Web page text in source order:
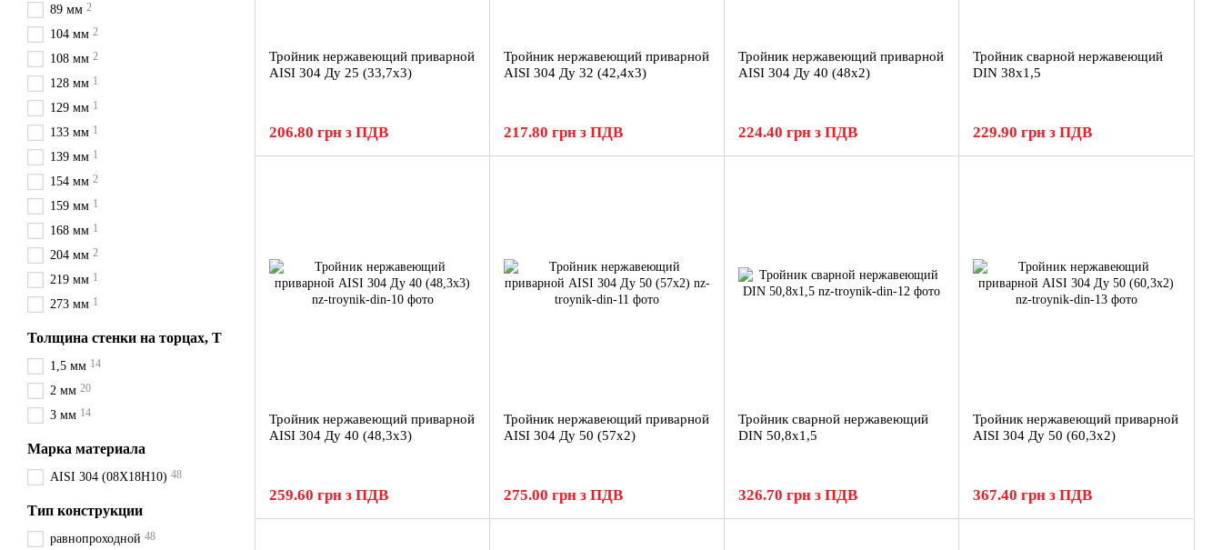
Тройник нержавеющий приварной
AISI 304 Ду 25 (33,7x3)
206.80 грн з ПДВ
Тройник нержавеющий приварной
AISI 304 Ду 32 (42,4x3)
217.80 грн з ПДВ
Тройник нержавеющий приварной
AISI 304 Ду 40 (48x2)
224.40 грн з ПДВ
Тройник сварной нержавеющий
DIN 38x1,5
229.90 грн з ПДВ
Тройник нержавеющий приварной
AISI 304 Ду 40 (48,3x3)
259.60 грн з ПДВ
Тройник нержавеющий приварной
AISI 304 Ду 50 (57x2)
275.00 грн з ПДВ
Тройник сварной нержавеющий
DIN 50,8x1,5
326.70 грн з ПДВ
Тройник нержавеющий приварной
AISI 304 Ду 50 (60,3x2)
367.40 грн з ПДВ
89 мм 2
104 мм 2
108 мм 2
128 мм 1
129 мм 1
133 мм 1
139 мм 1
154 мм 2
159 мм 1
168 мм 1
204 мм 2
219 мм 1
273 мм 1
Толщина стенки на торцах, Т
1,5 мм 14
2 мм 20
3 мм 14
Марка материала
AISI 304 (08Х18Н10) 48
Тип конструкции
равнопроходной 48